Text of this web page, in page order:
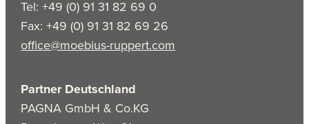
Tel: +49 (0) 91 31 82 69 0
Fax: +49 (0) 91 31 82 69 26
office@moebius-ruppert.com
Partner Deutschland
PAGNA GmbH & Co.KG